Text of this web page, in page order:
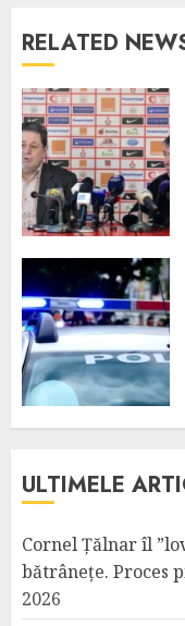
RELATED
ULTIMELE
Cornel Țălnar îl
bătrânețe. Proces
2026